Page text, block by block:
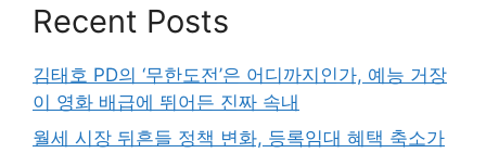
Recent Posts
김태호 PD의 ‘무한도전’은 어디까지인가, 예능 거장
이 영화 배급에 뛰어든 진짜 속내
월세 시장 뒤흔들 정책 변화, 등록임대 혜택 축소가